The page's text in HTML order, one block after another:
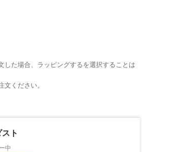
した場合、ラッピングするを選択することは
ください。
ト
中